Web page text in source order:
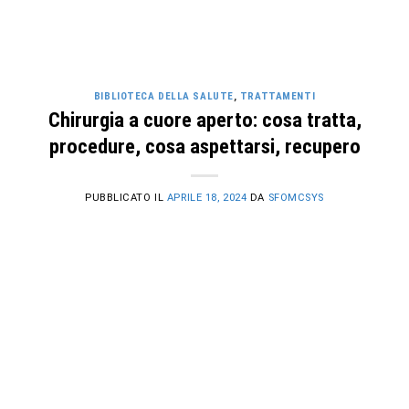
BIBLIOTECA DELLA SALUTE, TRATTAMENTI
Chirurgia a cuore aperto: cosa tratta,
procedure, cosa aspettarsi, recupero
PUBBLICATO IL APRILE 18, 2024 DA SFOMCSYS